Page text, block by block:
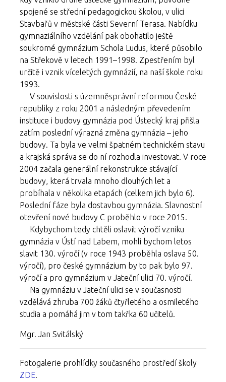
spojené se střední pedagogickou školou, v ulici
Stavbařů v městské části Severní Terasa. Nabídku
gymnaziálního vzdělání pak obohatilo ještě
soukromé gymnázium Schola Ludus, které působilo
na Střekově v letech 1991–1998. Zpestřením byl
určitě i vznik víceletých gymnázií, na naší škole roku
1993.
V souvislosti s územněsprávní reformou České
republiky z roku 2001 a následným převedením
instituce i budovy gymnázia pod Ústecký kraj přišla
zatím poslední výrazná změna gymnázia – jeho
budovy. Ta byla ve velmi špatném technickém stavu
a krajská správa se do ní rozhodla investovat. V roce
2004 začala generální rekonstrukce stávající
budovy, která trvala mnoho dlouhých let a
probíhala v několika etapách (celkem jich bylo 6).
Poslední fáze byla dostavbou gymnázia. Slavnostní
otevření nové budovy C proběhlo v roce 2015.
Kdybychom tedy chtěli oslavit výročí vzniku
gymnázia v Ústí nad Labem, mohli bychom letos
slavit 130. výročí (v roce 1943 proběhla oslava 50.
výročí), pro české gymnázium by to pak bylo 97.
výročí a pro gymnázium v Jateční ulici 70. výročí.
Na gymnáziu v Jateční ulici se v současnosti
vzdělává zhruba 700 žáků čtyřletého a osmiletého
studia a pomáhá jim v tom takřka 60 učitelů.
Mgr. Jan Svitálský
Fotogalerie prohlídky současného prostředí školy
ZDE.